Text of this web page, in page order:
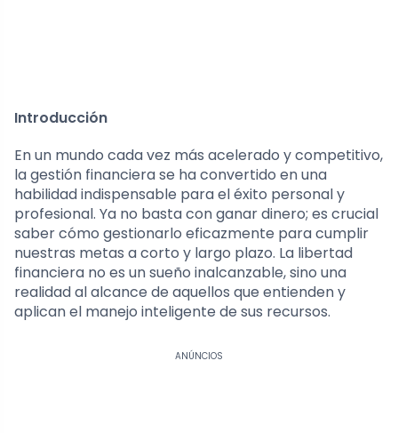
Introducción
En un mundo cada vez más acelerado y competitivo,
la gestión financiera se ha convertido en una
habilidad indispensable para el éxito personal y
profesional. Ya no basta con ganar dinero; es crucial
saber cómo gestionarlo eficazmente para cumplir
nuestras metas a corto y largo plazo. La libertad
financiera no es un sueño inalcanzable, sino una
realidad al alcance de aquellos que entienden y
aplican el manejo inteligente de sus recursos.
ANÚNCIOS